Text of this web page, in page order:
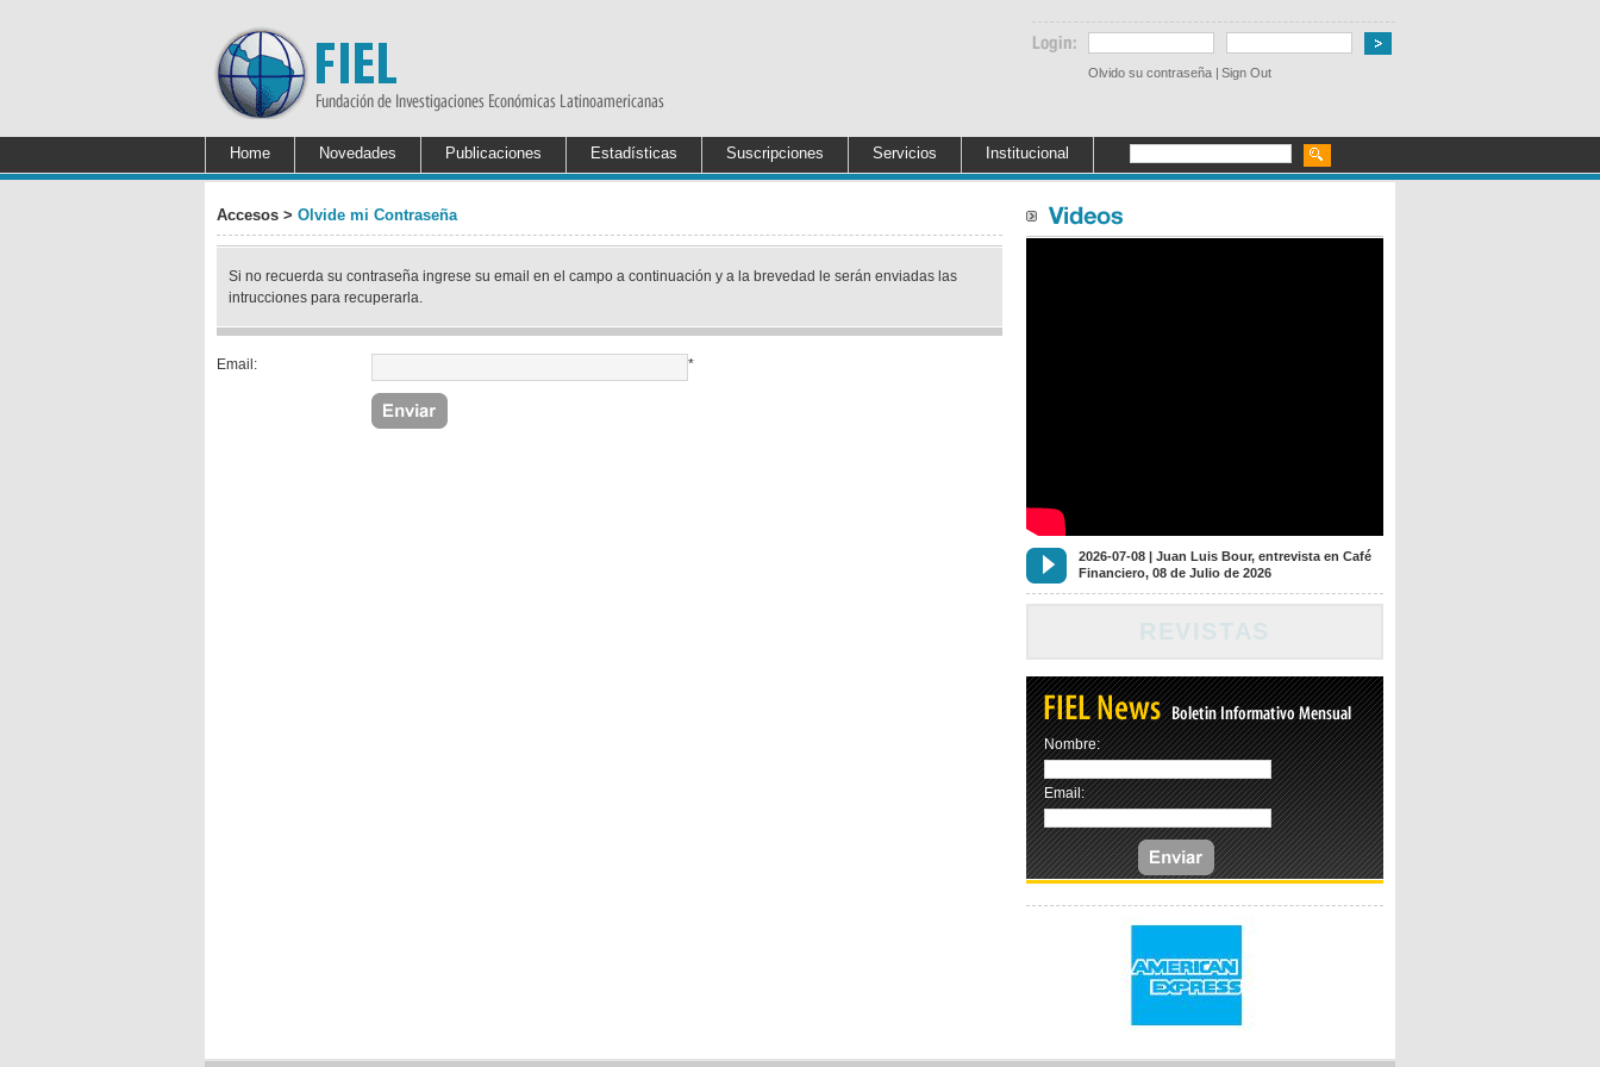
Olvido su contraseña | Sign Out
Home Novedades Publicaciones Estadísticas Suscripciones Servicios Institucional
Accesos > Olvide mi Contraseña
Si no recuerda su contraseña ingrese su email en el campo a continuación y a la brevedad le serán enviadas las
intrucciones para recuperarla.
Email: *
2026-07-08 | Juan Luis Bour, entrevista en Café
Financiero, 08 de Julio de 2026
Nombre:
Email: